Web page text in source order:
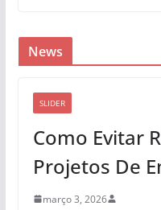
News
SLIDER
Como Evitar
Projetos De
março 3, 2026